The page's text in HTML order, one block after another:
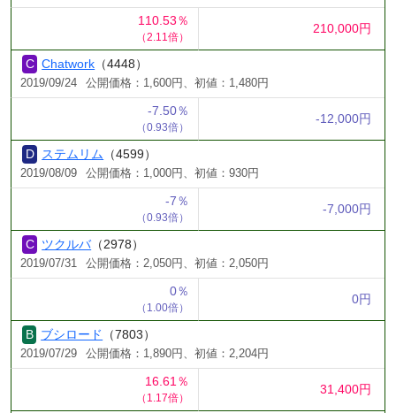
110.53％
（2.11倍）
210,000円
Chatwork （4448）
2019/09/24 公開価格：1,600円、初値：1,480円
-7.50％
（0.93倍）
-12,000円
ステムリム （4599）
2019/08/09 公開価格：1,000円、初値：930円
-7％
（0.93倍）
-7,000円
ツクルバ（2978）
2019/07/31 公開価格：2,050円、初値：2,050円
0％
（1.00倍）
0円
ブシロード （7803）
2019/07/29 公開価格：1,890円、初値：2,204円
16.61％
（1.17倍）
31,400円